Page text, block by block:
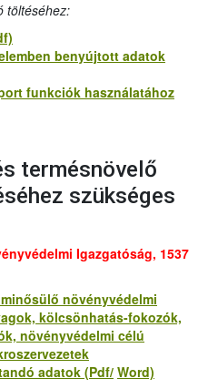
töltéséhez:
benyújtott adatok
funkciók használatához
termésnövelő
szükséges
Igazgatóság, 1537
növényvédelmi
kölcsönhatás-fokozók,
növényvédelmi célú
adatok (Pdf/ Word)